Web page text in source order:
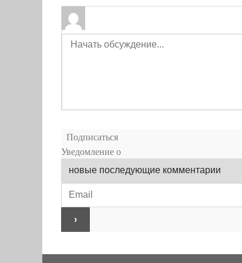
Подписаться
Уведомление о